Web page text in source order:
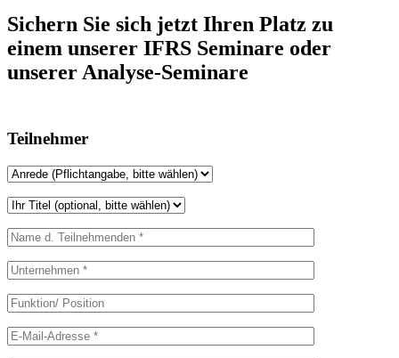
Sichern Sie sich jetzt Ihren Platz zu
einem unserer IFRS Seminare oder
unserer Analyse-Seminare
Teilnehmer